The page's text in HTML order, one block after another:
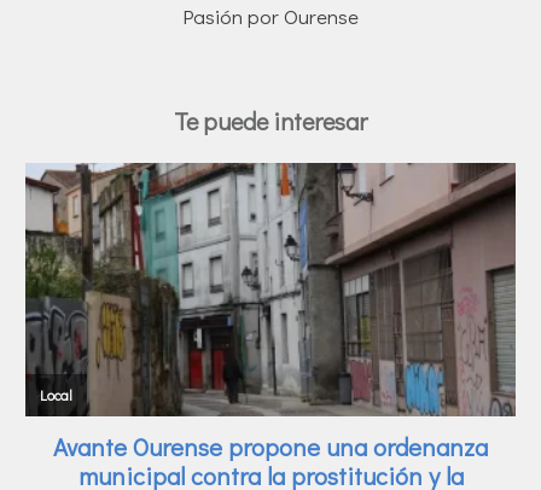
Pasión por Ourense
Te puede interesar